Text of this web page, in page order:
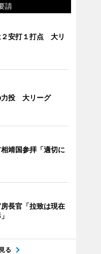
請
２安打１打点 大リ
力投 大リーグ
靖国参拝「適切に
長官「拉致は現在
る